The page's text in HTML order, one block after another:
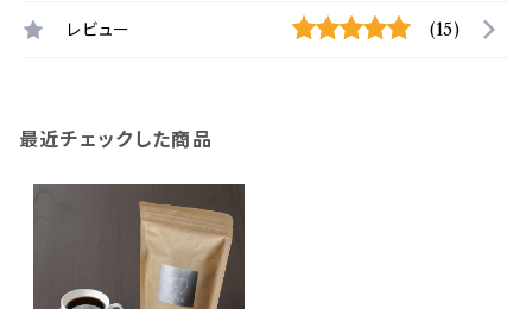
レビュー (15)
最近チェックした商品